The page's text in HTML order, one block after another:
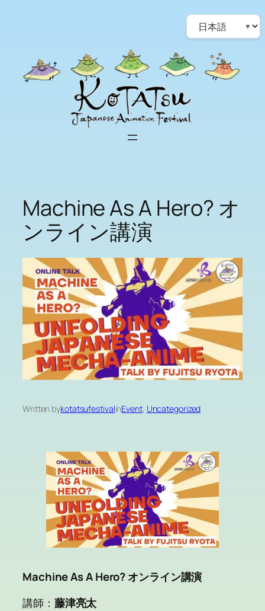
Choose
a
language
Machine As A Hero? オ
ンライン講演
Written bykotatsufestivalinEvent, Uncategorized
Machine As A Hero? オンライン講演
講師： 藤津亮太